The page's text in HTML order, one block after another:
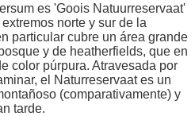
es 'Goois Natuurreservaat'
norte y sur de la
particular cubre un área grande
y de heatherfields, que en
color púrpura. Atravesada por
el Naturreservaat es un
(comparativamente) y
tarde.